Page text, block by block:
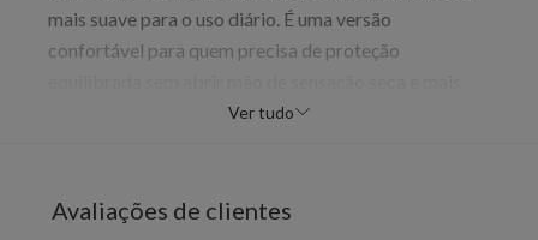
mais suave para o uso diário. É uma versão
confortável para quem precisa de proteção
tolerável para a pele. O produto se encaixa bem em
Ver tudo
Avaliações de clientes